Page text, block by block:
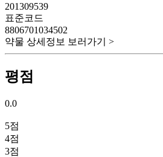
201309539
표준코드
8806701034502
약물 상세정보 보러가기 >
평점
0.0
5점
4점
3점